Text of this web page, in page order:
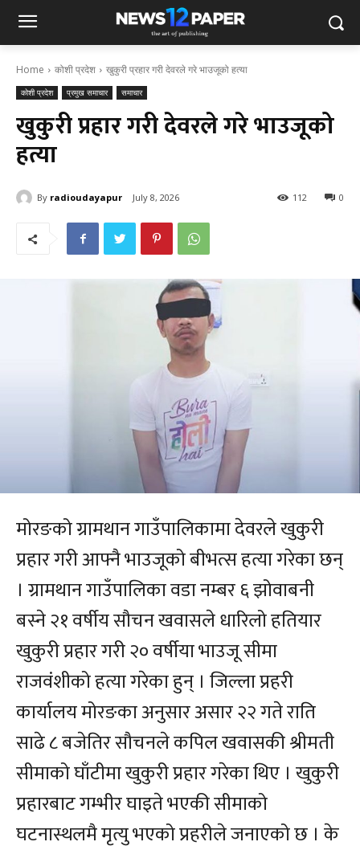
Home कोशी प्रदेश खुकुरी प्रहार गरी देवरले गरे भाउजूको हत्या
कोशी प्रदेश प्रमुख समाचार समाचार
खुकुरी प्रहार गरी देवरले गरे भाउजूको
हत्या
By radioudayapur July 8, 2026 0
112
मोरङको ग्रामथान गाउँपालिकामा देवरले खुकुरी
प्रहार गरी आफ्नै भाउजूको बीभत्स हत्या गरेका छन्
। ग्रामथान गाउँपालिका वडा नम्बर ६ झोवाबनी
बस्ने २१ वर्षीय सौचन खवासले धारिलो हतियार
खुकुरी प्रहार गरी २० वर्षीया भाउजू सीमा
राजवंशीको हत्या गरेका हुन् । जिल्ला प्रहरी
कार्यालय मोरङका अनुसार असार २२ गते राति
साढे ८ बजेतिर सौचनले कपिल खवासकी श्रीमती
सीमाको घाँटीमा खुकुरी प्रहार गरेका थिए । खुकुरी
प्रहारबाट गम्भीर घाइते भएकी सीमाको
घटनास्थलमै मृत्यु भएको प्रहरीले जनाएको छ । के